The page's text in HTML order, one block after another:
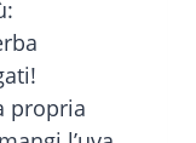
propria